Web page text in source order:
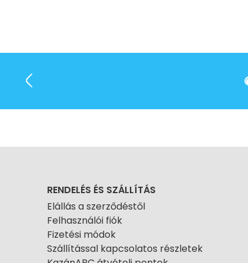
RENDELÉS ÉS SZÁLLÍTÁS
Elállás a szerződéstől
Felhasználói fiók
Fizetési módok
Szállítással kapcsolatos részletek